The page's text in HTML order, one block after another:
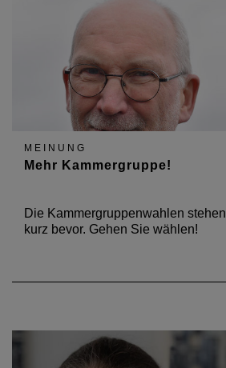
MEINUNG
Mehr Kammergruppe!
Die Kammergruppenwahlen stehen
kurz bevor. Gehen Sie wählen!